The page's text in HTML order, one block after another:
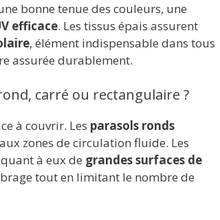
bonne tenue des couleurs, une
efficace. Les tissus épais assurent
, élément indispensable dans tous
assurée durablement.
carré ou rectangulaire ?
à couvrir. Les parasols ronds
zones de circulation fluide. Les
à eux de grandes surfaces de
tout en limitant le nombre de